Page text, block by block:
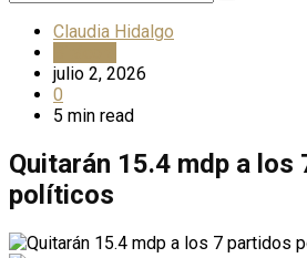
Claudia Hidalgo
julio 2, 2026
0
5 min read
Quitarán 15.4 mdp a los
políticos